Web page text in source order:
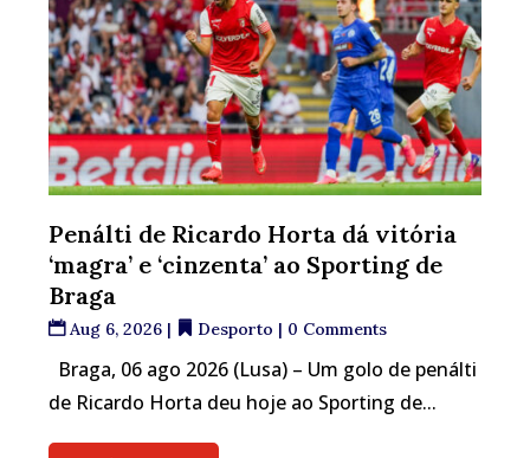
Penálti de Ricardo Horta dá vitória
‘magra’ e ‘cinzenta’ ao Sporting de
Braga
Aug 6, 2026 | Desporto | 0 Comments
Braga, 06 ago 2026 (Lusa) – Um golo de penálti
de Ricardo Horta deu hoje ao Sporting de...